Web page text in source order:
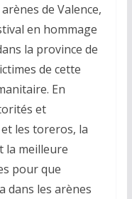
de Valence,
en hommage
la province de
de cette
En
et
les toreros, la
la meilleure
pour que
dans les arènes